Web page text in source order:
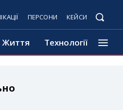
ПЕРСОНИ КЕЙСИ
Життя Технології